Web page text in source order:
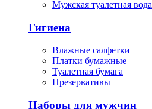
Мужская туалетная вода
Гигиена
Влажные салфетки
Платки бумажные
Туалетная бумага
Презервативы
Наборы для мужчин